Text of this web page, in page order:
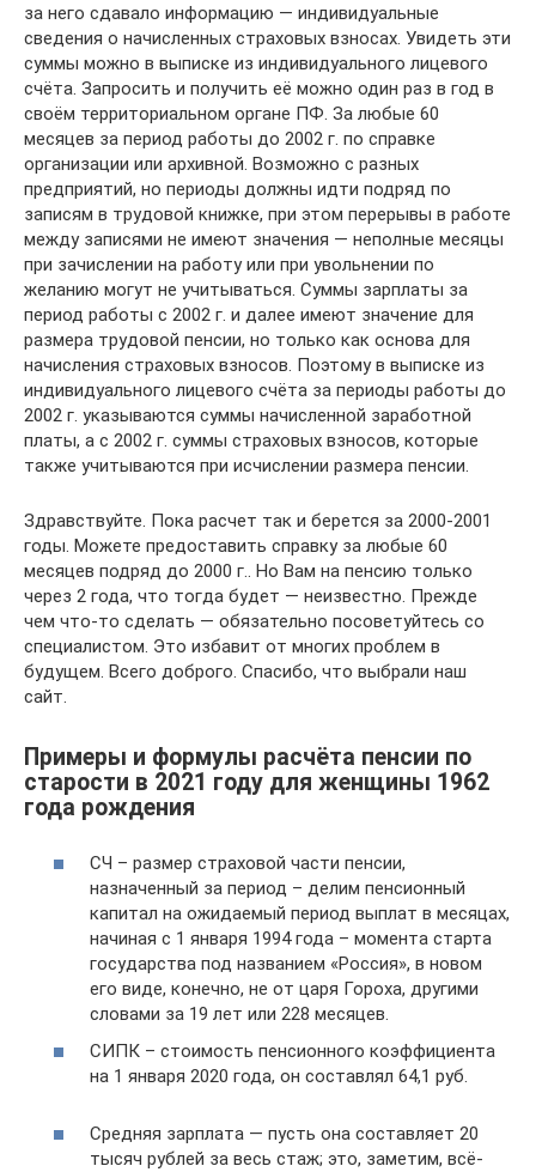
за него сдавало информацию — индивидуальные
сведения о начисленных страховых взносах. Увидеть эти
суммы можно в выписке из индивидуального лицевого
счёта. Запросить и получить её можно один раз в год в
своём территориальном органе ПФ. За любые 60
месяцев за период работы до 2002 г. по справке
организации или архивной. Возможно с разных
предприятий, но периоды должны идти подряд по
записям в трудовой книжке, при этом перерывы в работе
между записями не имеют значения — неполные месяцы
при зачислении на работу или при увольнении по
желанию могут не учитываться. Суммы зарплаты за
период работы с 2002 г. и далее имеют значение для
размера трудовой пенсии, но только как основа для
начисления страховых взносов. Поэтому в выписке из
индивидуального лицевого счёта за периоды работы до
2002 г. указываются суммы начисленной заработной
платы, а с 2002 г. суммы страховых взносов, которые
также учитываются при исчислении размера пенсии.
Здравствуйте. Пока расчет так и берется за 2000-2001
годы. Можете предоставить справку за любые 60
месяцев подряд до 2000 г.. Но Вам на пенсию только
через 2 года, что тогда будет — неизвестно. Прежде
чем что-то сделать — обязательно посоветуйтесь со
специалистом. Это избавит от многих проблем в
будущем. Всего доброго. Спасибо, что выбрали наш
сайт.
Примеры и формулы расчёта пенсии по
старости в 2021 году для женщины 1962
года рождения
СЧ – размер страховой части пенсии,
назначенный за период – делим пенсионный
капитал на ожидаемый период выплат в месяцах,
начиная с 1 января 1994 года – момента старта
государства под названием «Россия», в новом
его виде, конечно, не от царя Гороха, другими
словами за 19 лет или 228 месяцев.
СИПК – стоимость пенсионного коэффициента
на 1 января 2020 года, он составлял 64,1 руб.
Средняя зарплата — пусть она составляет 20
тысяч рублей за весь стаж; это, заметим, всё-